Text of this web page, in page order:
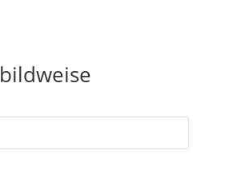
bildweise